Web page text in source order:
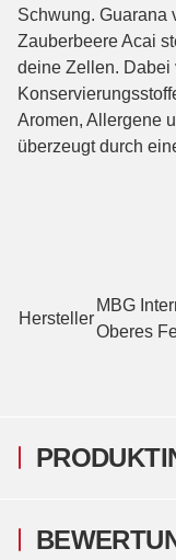
Schwung. Guarana
Zauberbeere Acai
deine Zellen. Dabei
Aromen, Allergene
überzeugt durch
Hersteller
MBG
Oberes